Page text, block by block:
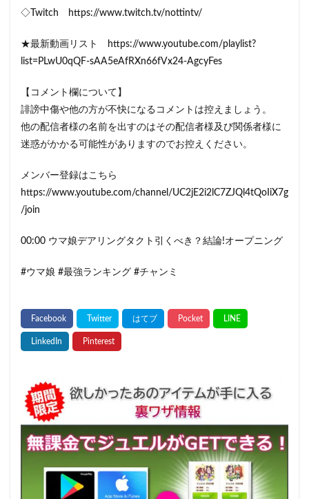
◇Twitch https://www.twitch.tv/nottintv/
★最新動画リスト https://www.youtube.com/playlist?
list=PLwU0qQF-sAA5eAfRXn66fVx24-AgcyFes
【コメント欄について】
誹謗中傷や他の方が不快になるコメントは控えましょう。
他の配信者様の名前を出すのはその配信者様及び関係者様に
迷惑がかかる可能性がありますのでお控えください。
メンバー登録はこちら
https://www.youtube.com/channel/UC2jE2i2lC7ZJQl4tQoIiX7g
/join
00:00 ウマ娘デアリングタクト引くべき？結論!オープニング
#ウマ娘 #最強ランキング #チャンミ